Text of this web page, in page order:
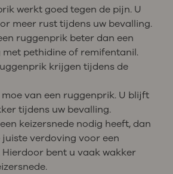
werkt goed tegen de pijn. U
meer rust tijdens uw bevalling.
ruggenprik beter dan een
met pethidine of remifentanil.
krijgen tijdens de
van een ruggenprik. U blijft
tijdens uw bevalling.
keizersnede nodig heeft, dan
juiste verdoving voor een
Hierdoor bent u vaak wakker